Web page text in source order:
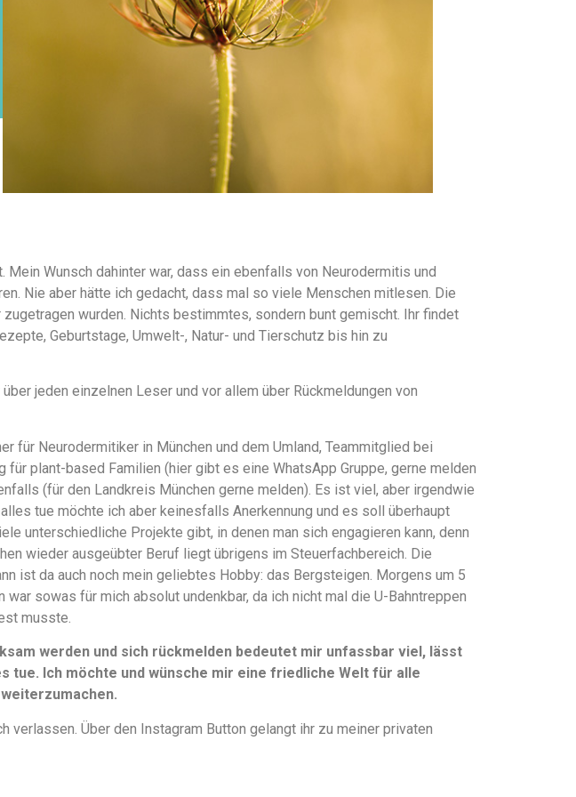
Wunsch dahinter war, dass ein ebenfalls von Neurodermitis und
Nie aber hätte ich gedacht, dass mal so viele Menschen mitlesen. Die
wurden. Nichts bestimmtes, sondern bunt gemischt. Ihr findet
Geburtstage, Umwelt-, Natur- und Tierschutz bis hin zu
jeden einzelnen Leser und vor allem über Rückmeldungen von
für Neurodermitiker in München und dem Umland, Teammitglied bei
plant-based Familien (hier gibt es eine WhatsApp Gruppe, gerne melden
(für den Landkreis München gerne melden). Es ist viel, aber irgendwie
tue möchte ich aber keinesfalls Anerkennung und es soll überhaupt
unterschiedliche Projekte gibt, in denen man sich engagieren kann, denn
wieder ausgeübter Beruf liegt übrigens im Steuerfachbereich. Die
ist da auch noch mein geliebtes Hobby: das Bergsteigen. Morgens um 5
sowas für mich absolut undenkbar, da ich nicht mal die U-Bahntreppen
musste.
werden und sich rückmelden bedeutet mir unfassbar viel, lässt
tue. Ich möchte und wünsche mir eine friedliche Welt für alle
verlassen. Über den Instagram Button gelangt ihr zu meiner privaten